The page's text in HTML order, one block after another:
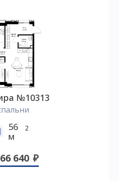
№10313
56
м
2
640